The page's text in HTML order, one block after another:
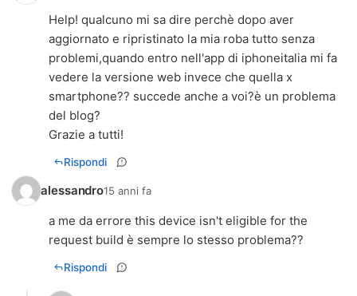
Help! qualcuno mi sa dire perchè dopo aver
aggiornato e ripristinato la mia roba tutto senza
problemi,quando entro nell'app di iphoneitalia mi fa
vedere la versione web invece che quella x
smartphone?? succede anche a voi?è un problema
del blog?
Grazie a tutti!
Rispondi
alessandro15 anni fa
a me da errore this device isn't eligible for the
request build è sempre lo stesso problema??
Rispondi